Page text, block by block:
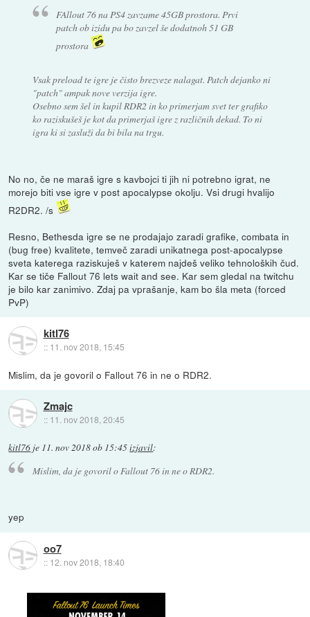
FAllout 76 na PS4 zavzame 45GB prostora. Prvi
patch ob izidu pa bo zavzel še dodatnoh 51 GB
prostora
Vsak preload te igre je čisto brezveze nalagat. Patch dejanko ni
"patch" ampak nove verzija igre.
Osebno sem šel in kupil RDR2 in ko primerjam svet ter grafiko
ko raziskušeš je kot da primerjaš igre z različnih dekad. To ni
igra ki si zasluži da bi bila na trgu.
No no, če ne maraš igre s kavbojci ti jih ni potrebno igrat, ne
morejo biti vse igre v post apocalypse okolju. Vsi drugi hvalijo
R2DR2. /s
Resno, Bethesda igre se ne prodajajo zaradi grafike, combata in
(bug free) kvalitete, temveč zaradi unikatnega post-apocalypse
sveta katerega raziskuješ v katerem najdeš veliko tehnoloških čud.
Kar se tiče Fallout 76 lets wait and see. Kar sem gledal na twitchu
je bilo kar zanimivo. Zdaj pa vprašanje, kam bo šla meta (forced
PvP)
kitl76
:: 11. nov 2018, 15:45
Mislim, da je govoril o Fallout 76 in ne o RDR2.
Zmajc
:: 11. nov 2018, 20:45
kitl76 je 11. nov 2018 ob 15:45izjavil:
Mislim, da je govoril o Fallout 76 in ne o RDR2.
yep
oo7
:: 12. nov 2018, 18:40